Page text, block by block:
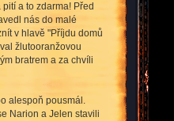
a to zdarma! Před
nás do malé
v hlavě "Příjdu domů
žlutooranžovou
bratrem a za chvíli
alespoň pousmál.
Narion a Jelen stavili